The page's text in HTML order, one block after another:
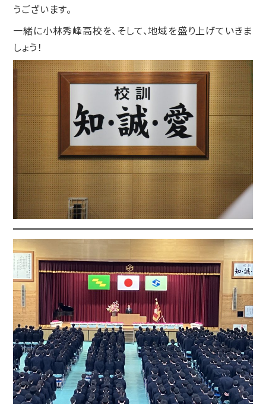
うございます。
一緒に小林秀峰高校を、そして、地域を盛り上げていきま
しょう！